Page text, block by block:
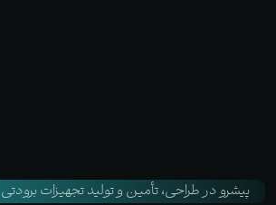
پیشرو در طراحی، تأمین و تولید تجهیزات برودتی